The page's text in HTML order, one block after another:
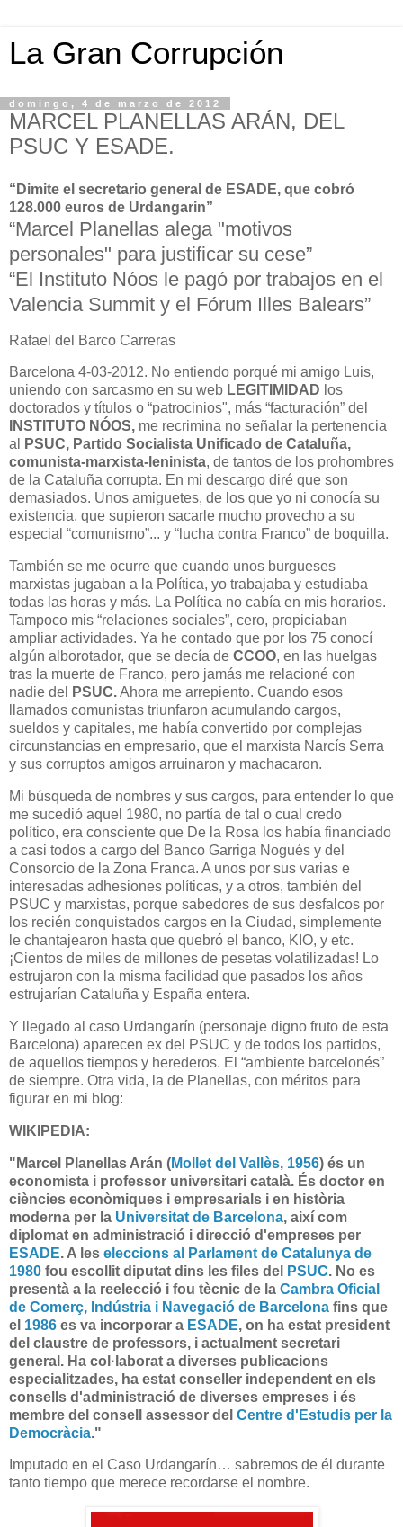
La Gran Corrupción
domingo, 4 de marzo de 2012
MARCEL PLANELLAS ARÁN, DEL
PSUC Y ESADE.
“Dimite el secretario general de ESADE, que cobró
128.000 euros de Urdangarin”
“Marcel Planellas alega "motivos
personales" para justificar su cese”
“El Instituto Nóos le pagó por trabajos en el
Valencia Summit y el Fórum Illes Balears”
Rafael del Barco Carreras
Barcelona 4-03-2012. No entiendo porqué mi amigo Luis,
uniendo con sarcasmo en su web LEGITIMIDAD los
doctorados y títulos o “patrocinios", más “facturación” del
INSTITUTO NÓOS, me recrimina no señalar la pertenencia
al
PSUC, Partido Socialista Unificado de Cataluña,
comunista-marxista-leninista, de tantos de los prohombres
de la Cataluña corrupta. En mi descargo diré que son
demasiados. Unos amiguetes, de los que yo ni conocía su
existencia, que supieron sacarle mucho provecho a su
especial “comunismo”... y “lucha contra Franco” de boquilla.
También se me ocurre que cuando unos burgueses
marxistas jugaban a la Política, yo trabajaba y estudiaba
todas las horas y más. La Política no cabía en mis horarios.
Tampoco mis “relaciones sociales”, cero, propiciaban
ampliar actividades. Ya he contado que por los 75 conocí
algún alborotador, que se decía de CCOO, en las huelgas
tras la muerte de Franco, pero jamás me relacioné con
nadie del
PSUC.Ahora me arrepiento. Cuando esos
llamados comunistas triunfaron acumulando cargos,
sueldos y capitales, me había convertido por complejas
circunstancias en empresario, que el marxista Narcís Serra
y sus corruptos amigos arruinaron y machacaron.
Mi búsqueda de nombres y sus cargos, para entender lo que
me sucedió aquel 1980, no partía de tal o cual credo
político, era consciente que De la Rosa los había financiado
a casi todos a cargo del Banco Garriga Nogués y del
Consorcio de la Zona Franca. A unos por sus varias e
interesadas adhesiones políticas, y a otros, también del
PSUC y marxistas, porque sabedores de sus desfalcos por
los recién conquistados cargos en la Ciudad, simplemente
le chantajearon hasta que quebró el banco, KIO, y etc.
¡Cientos de miles de millones de pesetas volatilizadas! Lo
estrujaron con la misma facilidad que pasados los años
estrujarían Cataluña y España entera.
Y llegado al caso Urdangarín (personaje digno fruto de esta
Barcelona) aparecen ex del PSUC y de todos los partidos,
de aquellos tiempos y herederos. El “ambiente barcelonés”
de siempre. Otra vida, la de Planellas, con méritos para
figurar en mi blog:
WIKIPEDIA:
"Marcel Planellas Arán (Mollet del Vallès, 1956) és un
economista i professor universitari català. És doctor en
ciències econòmiques i empresarials i en història
moderna per la Universitat de Barcelona, així com
diplomat en administració i direcció d'empreses per
ESADE. A les eleccions al Parlament de Catalunya de
1980 fou escollit diputat dins les files del PSUC. No es
presentà a la reelecció i fou tècnic de la Cambra Oficial
de Comerç, Indústria i Navegació de Barcelona fins que
el 1986 es va incorporar a ESADE, on ha estat president
del claustre de professors, i actualment secretari
general. Ha col·laborat a diverses publicacions
especialitzades, ha estat conseller independent en els
consells d'administració de diverses empreses i és
membre del consell assessor del Centre d'Estudis per la
Democràcia."
Imputado en el Caso Urdangarín… sabremos de él durante
tanto tiempo que merece recordarse el nombre.